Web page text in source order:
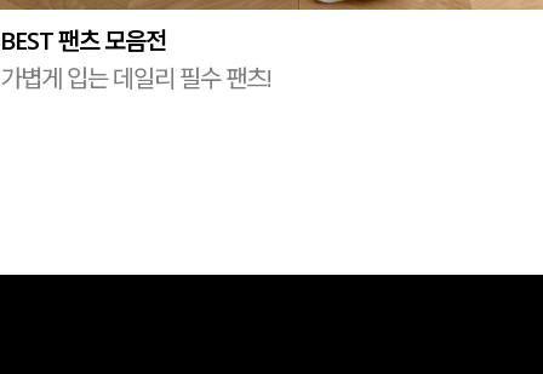
BEST 팬츠 모음전
가볍게 입는 데일리 필수 팬츠!